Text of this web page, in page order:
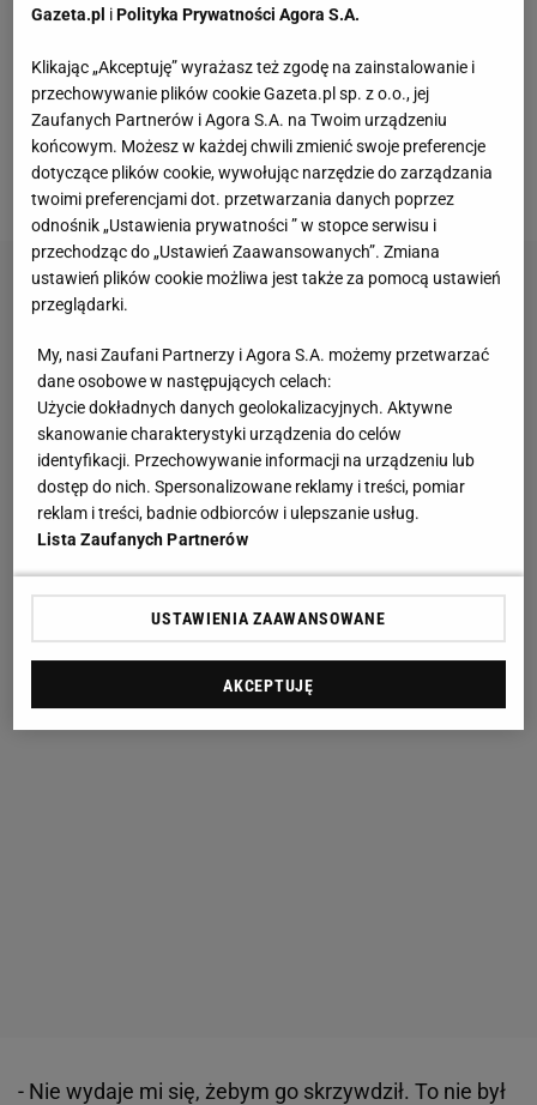
Sędziująca to spotkanie Marijana Veljović ukarała go
dyskusję w świecie tenisowym, dziennikarze nie
zapomnieli się też spytać o zdanie samego
Mannarino. Jego odpowiedź była nie mniej
kontrowersyjna niż zachowanie.
- Nie wydaje mi się, żebym go skrzywdził. To nie był
Gazeta.pl iPolityka Prywatności Agora S.A.
Klikając „Akceptuję” wyrażasz też zgodę na zainstalowanie i
przechowywanie plików cookie Gazeta.pl sp. z o.o., jej
Zaufanych Partnerów i Agora S.A. na Twoim urządzeniu
końcowym. Możesz w każdej chwili zmienić swoje preferencje
dotyczące plików cookie, wywołując narzędzie do zarządzania
twoimi preferencjami dot. przetwarzania danych poprzez
odnośnik „Ustawienia prywatności ” w stopce serwisu i
przechodząc do „Ustawień Zaawansowanych”. Zmiana
ustawień plików cookie możliwa jest także za pomocą ustawień
przeglądarki.
My, nasi Zaufani Partnerzy i Agora S.A. możemy przetwarzać
dane osobowe w następujących celach:
Użycie dokładnych danych geolokalizacyjnych. Aktywne
skanowanie charakterystyki urządzenia do celów
identyfikacji. Przechowywanie informacji na urządzeniu lub
dostęp do nich. Spersonalizowane reklamy i treści, pomiar
reklam i treści, badnie odbiorców i ulepszanie usług.
Lista Zaufanych Partnerów
USTAWIENIA ZAAWANSOWANE
AKCEPTUJĘ